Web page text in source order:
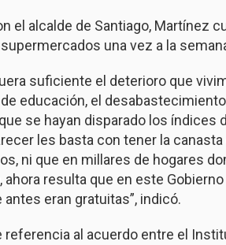
el alcalde de Santiago, Martínez
una vez a la
suficiente el deterioro que
educación, el
se hayan disparado los
les basta con tener la
ni que en millares de hogares
ahora resulta que en este
eran gratuitas”, indicó.
referencia al acuerdo entre el